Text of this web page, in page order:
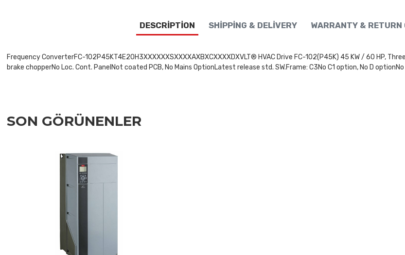
DESCRIPTION SHIPPING & DELIVERY WARRANTY & RETURN
Frequency ConverterFC-102P45KT4E20H3XXXXXXSXXXXAXBXCXXXXDXVLT® HVAC Drive FC-102(P45K) 45 KW / 60 HP,
brake chopperNo Loc. Cont. PanelNot coated PCB, No Mains OptionLatest release std. SW.Frame: C3No C1 option, No D
SON GÖRÜNENLER